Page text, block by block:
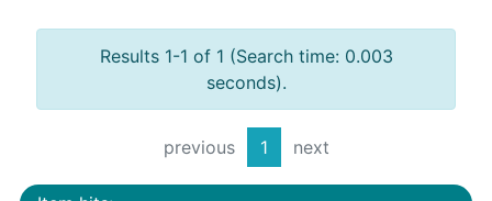
Results 1-1 of 1 (Search time: 0.003
seconds).
previous 1 next